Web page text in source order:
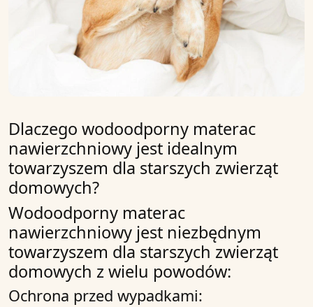
Dlaczego wodoodporny materac
nawierzchniowy jest idealnym
towarzyszem dla starszych zwierząt
domowych?
Wodoodporny materac
nawierzchniowy jest niezbędnym
towarzyszem dla starszych zwierząt
domowych z wielu powodów:
Ochrona przed wypadkami: